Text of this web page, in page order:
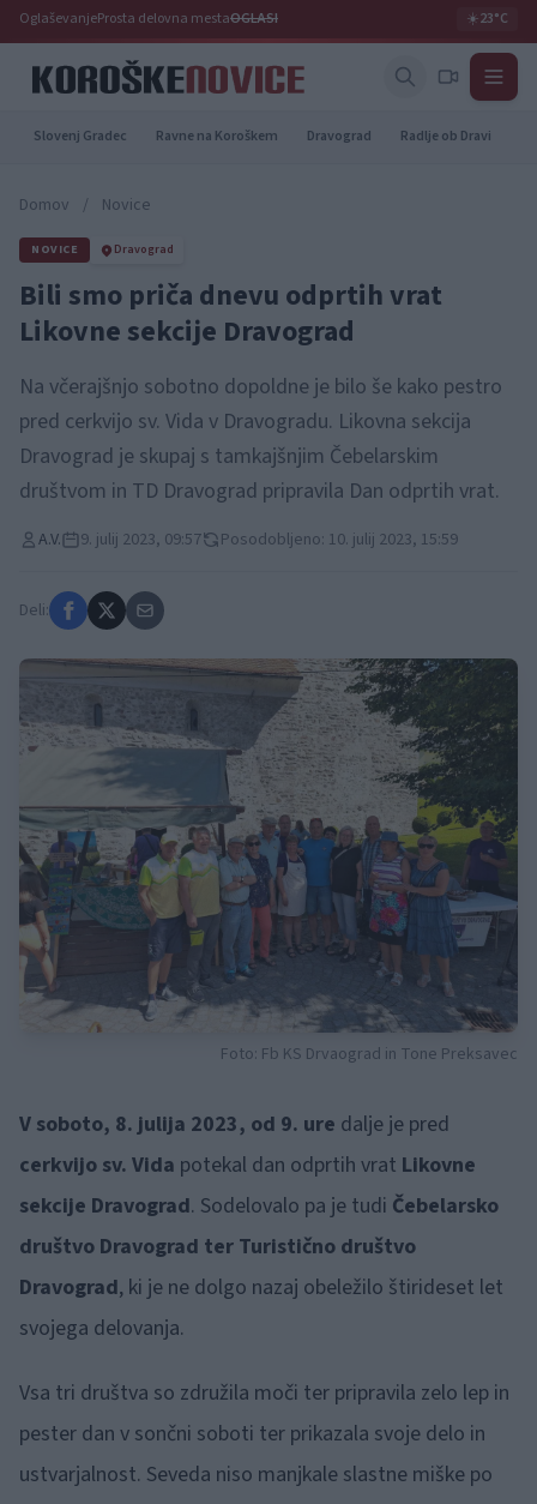
OglaševanjeProsta delovna mestaOGLASI ☀️23°C
Slovenj Gradec Ravne na Koroškem Dravograd Radlje ob Dravi
Domov / Novice
NOVICE Dravograd
Bili smo priča dnevu odprtih vrat
Likovne sekcije Dravograd
Na včerajšnjo sobotno dopoldne je bilo še kako pestro
pred cerkvijo sv. Vida v Dravogradu. Likovna sekcija
Dravograd je skupaj s tamkajšnjim Čebelarskim
društvom in TD Dravograd pripravila Dan odprtih vrat.
A.V. 9. julij 2023, 09:57 Posodobljeno: 10. julij 2023, 15:59
Deli:
Foto: Fb KS Drvaograd in Tone Preksavec
V soboto, 8. julija 2023, od 9. ure dalje je pred
cerkvijo sv. Vida potekal dan odprtih vrat Likovne
sekcije Dravograd. Sodelovalo pa je tudi Čebelarsko
društvo Dravograd ter Turistično društvo
Dravograd, ki je ne dolgo nazaj obeležilo štirideset let
svojega delovanja.
Vsa tri društva so združila moči ter pripravila zelo lep in
pester dan v sončni soboti ter prikazala svoje delo in
ustvarjalnost. Seveda niso manjkale slastne miške po